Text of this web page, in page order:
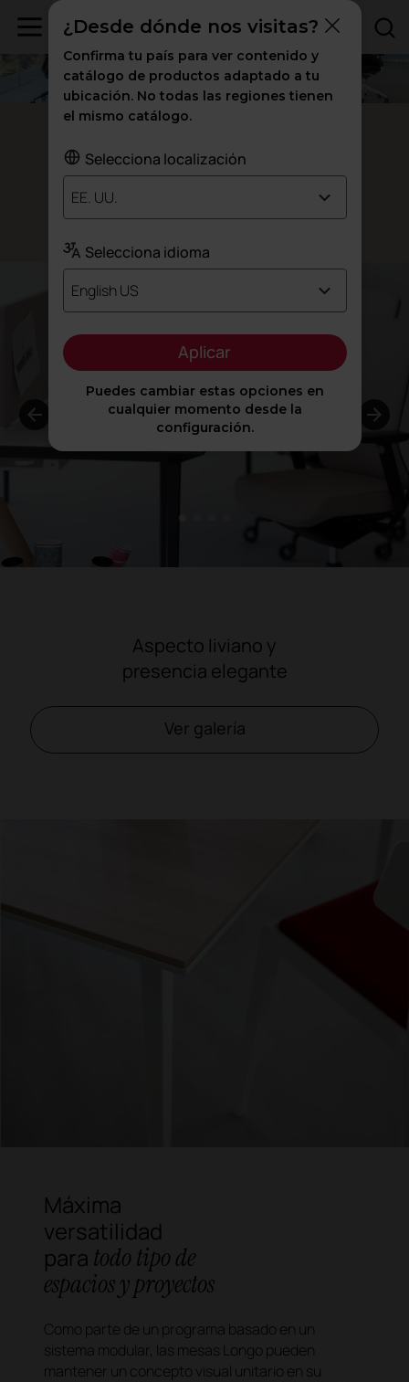
Aligeratu rutina
Aspecto liviano y
presencia elegante
Ver galería
Máxima
versatilidad
para todo tipo de
espacios y proyectos
Como parte de un programa basado en un
sistema modular, las mesas Longo pueden
mantener un concepto visual unitario en su
¿Desde dónde nos visitas?
Confirma tu país para ver contenido y
catálogo de productos adaptado a tu
ubicación. No todas las regiones tienen
el mismo catálogo.
Selecciona localización
EE. UU.
Selecciona idioma
English US
Aplicar
Puedes cambiar estas opciones en
cualquier momento desde la
configuración.